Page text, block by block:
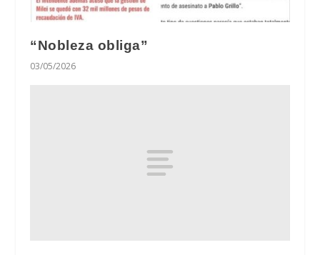
“Nobleza obliga”
03/05/2026